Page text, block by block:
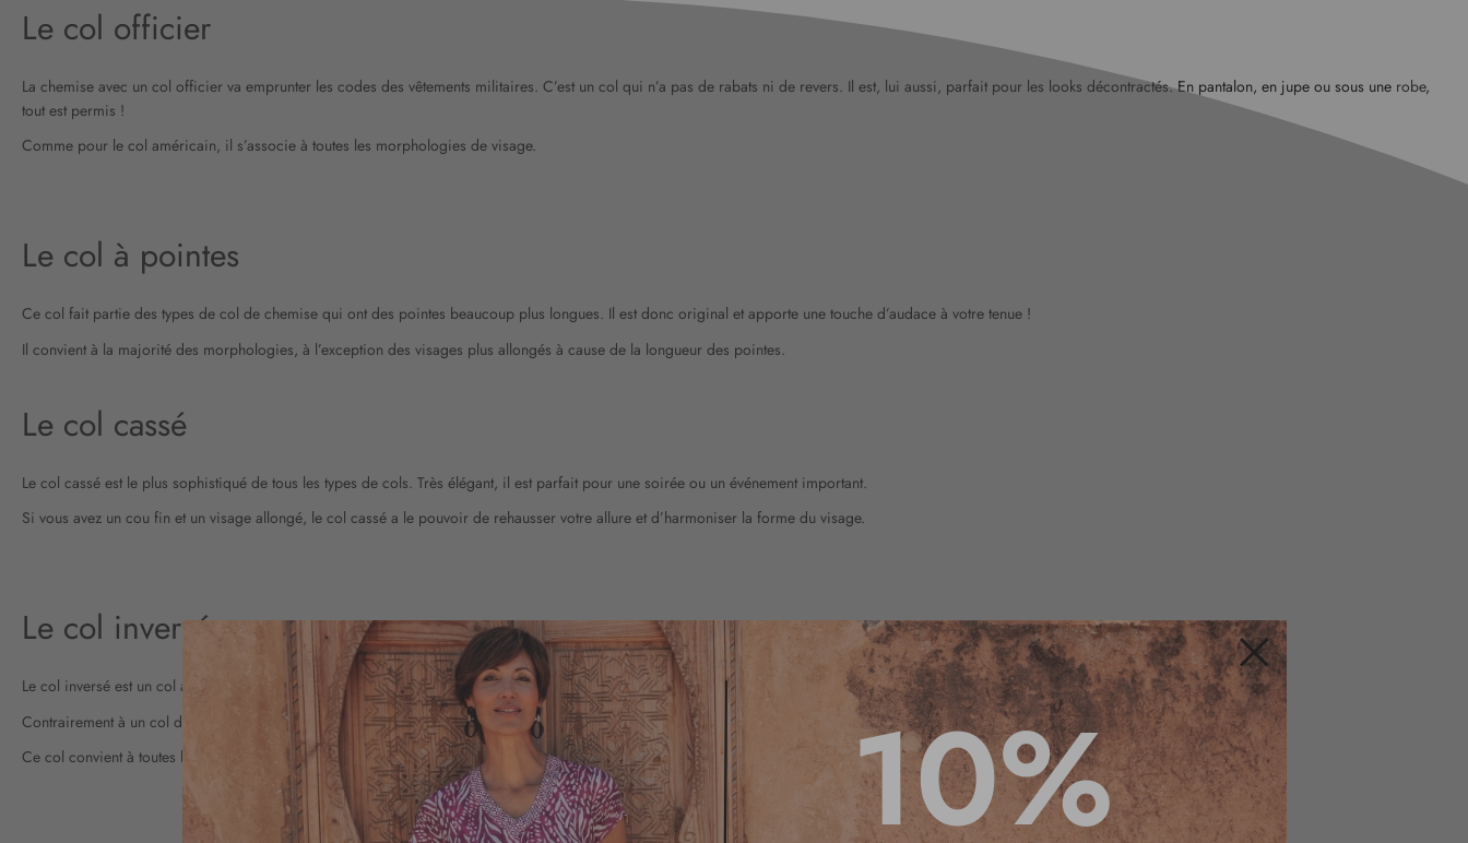
Le col officier
La chemise avec un col officier va emprunter les codes des vêtements militaires. C’est un col qui n’a pas de rabats ni de revers. Il est, lui aussi, parfait pour les looks décontractés. En pantalon, en jupe ou sous une robe,
tout est permis !
Comme pour le col américain, il s’associe à toutes les morphologies de visage.
Le col à pointes
Ce col fait partie des types de col de chemise qui ont des pointes beaucoup plus longues. Il est donc original et apporte une touche d’audace à votre tenue !
Il convient à la majorité des morphologies, à l’exception des visages plus allongés à cause de la longueur des pointes.
Le col cassé
Le col cassé est le plus sophistiqué de tous les types de cols. Très élégant, il est parfait pour une soirée ou un événement important.
Si vous avez un cou fin et un visage allongé, le col cassé a le pouvoir de rehausser votre allure et d’harmoniser la forme du visage.
Le col inversé
Le col inversé est un col assez particulier !
Contrairement à un col de chemise classique, ce col est rentré à l’intérieur du cou. Cela signifie que les rabats sont à l’intérieur et ne sont donc presque pas visibles.
Ce col convient à toutes les morphologies ! Il a un style assez original et apporte donc une pointe de décontraction à une chemise classique.
Fermer
10%